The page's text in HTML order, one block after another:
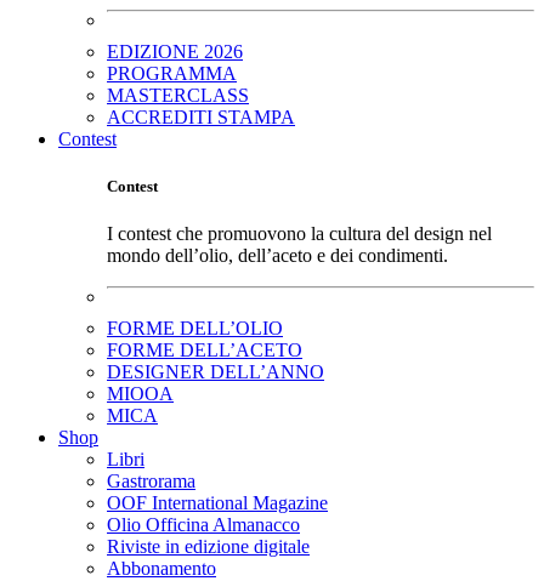
EDIZIONE 2026
PROGRAMMA
MASTERCLASS
ACCREDITI STAMPA
Contest
Contest
I contest che promuovono la cultura del design nel
mondo dell’olio, dell’aceto e dei condimenti.
FORME DELL’OLIO
FORME DELL’ACETO
DESIGNER DELL’ANNO
MIOOA
MICA
Shop
Libri
Gastrorama
OOF International Magazine
Olio Officina Almanacco
Riviste in edizione digitale
Abbonamento